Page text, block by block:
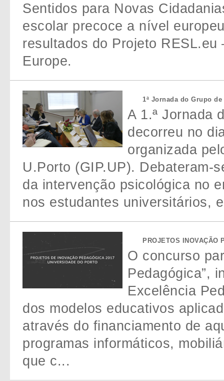
Sentidos para Novas
escolar precoce a nível
resultados do Projeto
Europe.
1ª Jornada do Grupo
A 1.ª Jornada
decorreu no
organizada
U.Porto (GIP.UP). Debateram-
da intervenção psicológica no
nos estudantes universitários,
PROJETOS INOVAÇÃO
O concurso
Pedagógica”,
Excelência
dos modelos educativos
através do financiamento de
programas informáticos,
que c...